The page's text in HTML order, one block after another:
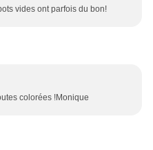
vides ont parfois du bon!
colorées !Monique